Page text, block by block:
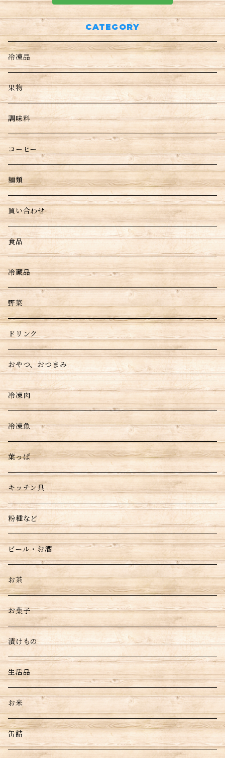
CATEGORY
冷凍品
果物
調味料
コーヒー
麺類
買い合わせ
食品
冷蔵品
野菜
ドリンク
おやつ、おつまみ
冷凍肉
冷凍魚
葉っぱ
キッチン具
粉種など
ビール・お酒
お茶
お菓子
漬けもの
生活品
お米
缶詰